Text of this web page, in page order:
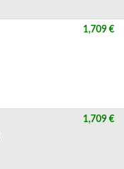
1,709 €
1,709 €